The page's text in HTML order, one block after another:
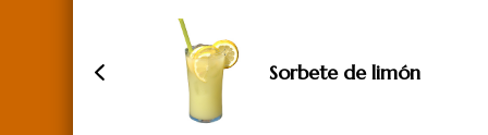
entradas
Sorbete de limón